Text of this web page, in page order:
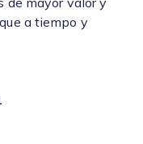
de mayor valor y
a tiempo y